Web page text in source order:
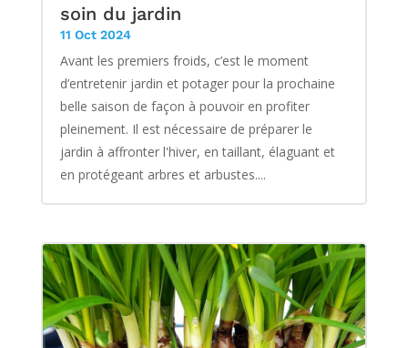
soin du jardin
11 Oct 2024
Avant les premiers froids, c’est le moment
d’entretenir jardin et potager pour la prochaine
belle saison de façon à pouvoir en profiter
pleinement. Il est nécessaire de préparer le
jardin à affronter l'hiver, en taillant, élaguant et
en protégeant arbres et arbustes....